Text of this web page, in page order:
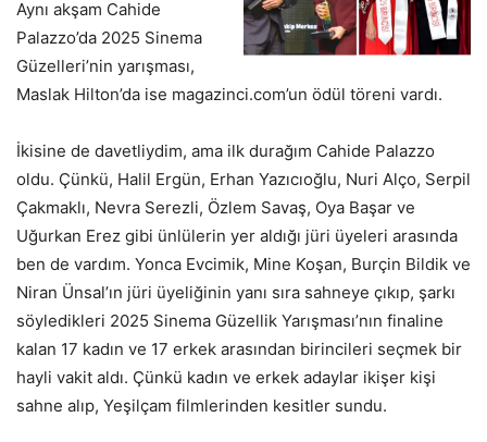
Aynı akşam Cahide
Palazzo’da 2025 Sinema
Güzelleri’nin yarışması,
Maslak Hilton’da ise magazinci.com’un ödül töreni vardı.
İkisine de davetliydim, ama ilk durağım Cahide Palazzo
oldu. Çünkü, Halil Ergün, Erhan Yazıcıoğlu, Nuri Alço, Serpil
Çakmaklı, Nevra Serezli, Özlem Savaş, Oya Başar ve
Uğurkan Erez gibi ünlülerin yer aldığı jüri üyeleri arasında
ben de vardım. Yonca Evcimik, Mine Koşan, Burçin Bildik ve
Niran Ünsal’ın jüri üyeliğinin yanı sıra sahneye çıkıp, şarkı
söyledikleri 2025 Sinema Güzellik Yarışması’nın finaline
kalan 17 kadın ve 17 erkek arasından birincileri seçmek bir
hayli vakit aldı. Çünkü kadın ve erkek adaylar ikişer kişi
sahne alıp, Yeşilçam filmlerinden kesitler sundu.